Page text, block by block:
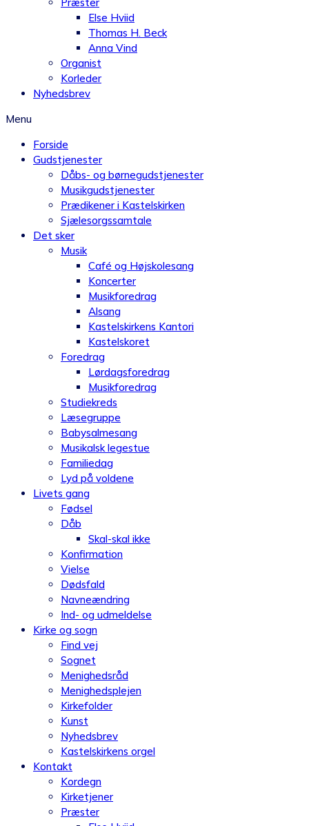
Else Hviid
Thomas H. Beck
Anna Vind
Organist
Korleder
Nyhedsbrev
Menu
Forside
Gudstjenester
Dåbs- og børnegudstjenester
Musikgudstjenester
Prædikener i Kastelskirken
Sjælesorgssamtale
Det sker
Musik
Café og Højskolesang
Koncerter
Musikforedrag
Alsang
Kastelskirkens Kantori
Kastelskoret
Foredrag
Lørdagsforedrag
Musikforedrag
Studiekreds
Læsegruppe
Babysalmesang
Musikalsk legestue
Familiedag
Lyd på voldene
Livets gang
Fødsel
Dåb
Skal-skal ikke
Konfirmation
Vielse
Dødsfald
Navneændring
Ind- og udmeldelse
Kirke og sogn
Find vej
Sognet
Menighedsråd
Menighedsplejen
Kirkefolder
Kunst
Nyhedsbrev
Kastelskirkens orgel
Kontakt
Kordegn
Kirketjener
Præster